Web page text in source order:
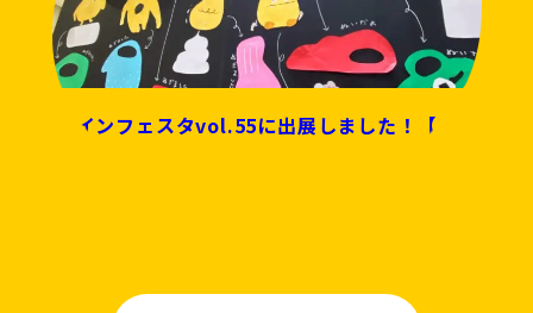
デザインフェスタvol.55に出展しました！【へんて